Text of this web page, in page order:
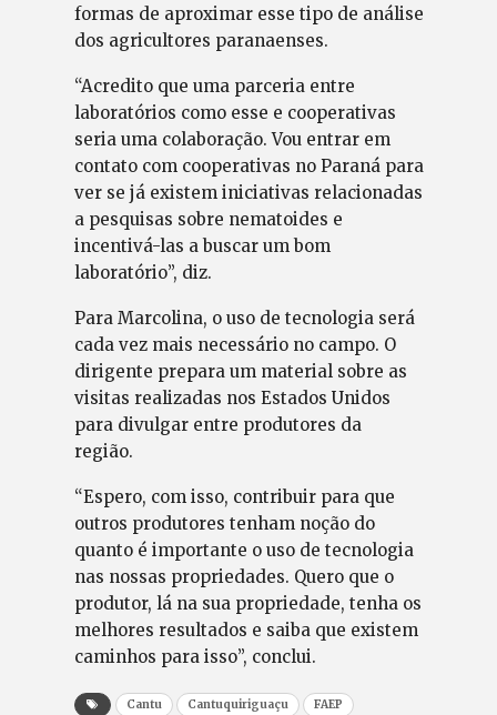
formas de aproximar esse tipo de análise
dos agricultores paranaenses.
“Acredito que uma parceria entre
laboratórios como esse e cooperativas
seria uma colaboração. Vou entrar em
contato com cooperativas no Paraná para
ver se já existem iniciativas relacionadas
a pesquisas sobre nematoides e
incentivá-las a buscar um bom
laboratório”, diz.
Para Marcolina, o uso de tecnologia será
cada vez mais necessário no campo. O
dirigente prepara um material sobre as
visitas realizadas nos Estados Unidos
para divulgar entre produtores da
região.
“Espero, com isso, contribuir para que
outros produtores tenham noção do
quanto é importante o uso de tecnologia
nas nossas propriedades. Quero que o
produtor, lá na sua propriedade, tenha os
melhores resultados e saiba que existem
caminhos para isso”, conclui.
Cantu Cantuquiriguaçu
FAEP